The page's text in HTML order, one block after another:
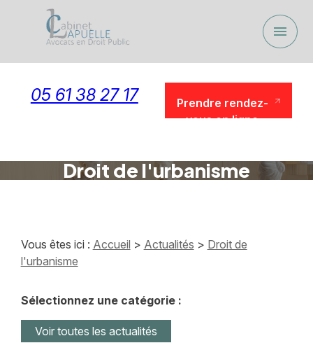
menu
05 61 38 27 17
Prendre rendez-
vous en ligne
Droit de l'urbanisme
Vous êtes ici : Accueil > Actualités > Droit de
l'urbanisme
Sélectionnez une catégorie :
Voir toutes les actualités
Panneau de gestion des cookies